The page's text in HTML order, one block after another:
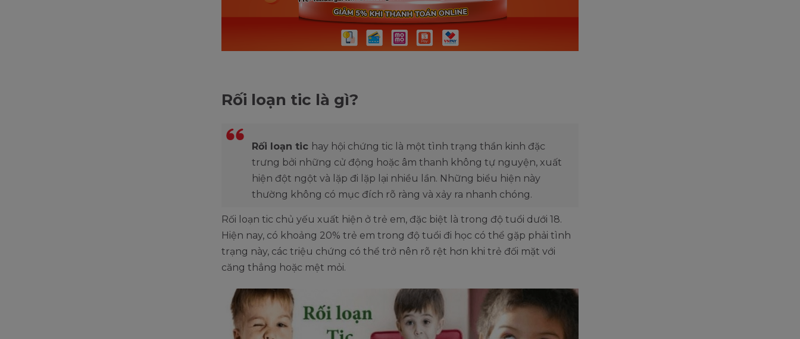
Rối loạn tic là gì?
Rối loạn tic hay hội chứng tic là một tình trạng thần kinh đặc
trưng bởi những cử động hoặc âm thanh không tự nguyện, xuất
hiện đột ngột và lặp đi lặp lại nhiều lần. Những biểu hiện này
thường không có mục đích rõ ràng và xảy ra nhanh chóng.
Rối loạn tic chủ yếu xuất hiện ở trẻ em, đặc biệt là trong độ tuổi dưới 18.
Hiện nay, có khoảng 20% trẻ em trong độ tuổi đi học có thể gặp phải tình
trạng này, các triệu chứng có thể trở nên rõ rệt hơn khi trẻ đối mặt với
căng thẳng hoặc mệt mỏi.